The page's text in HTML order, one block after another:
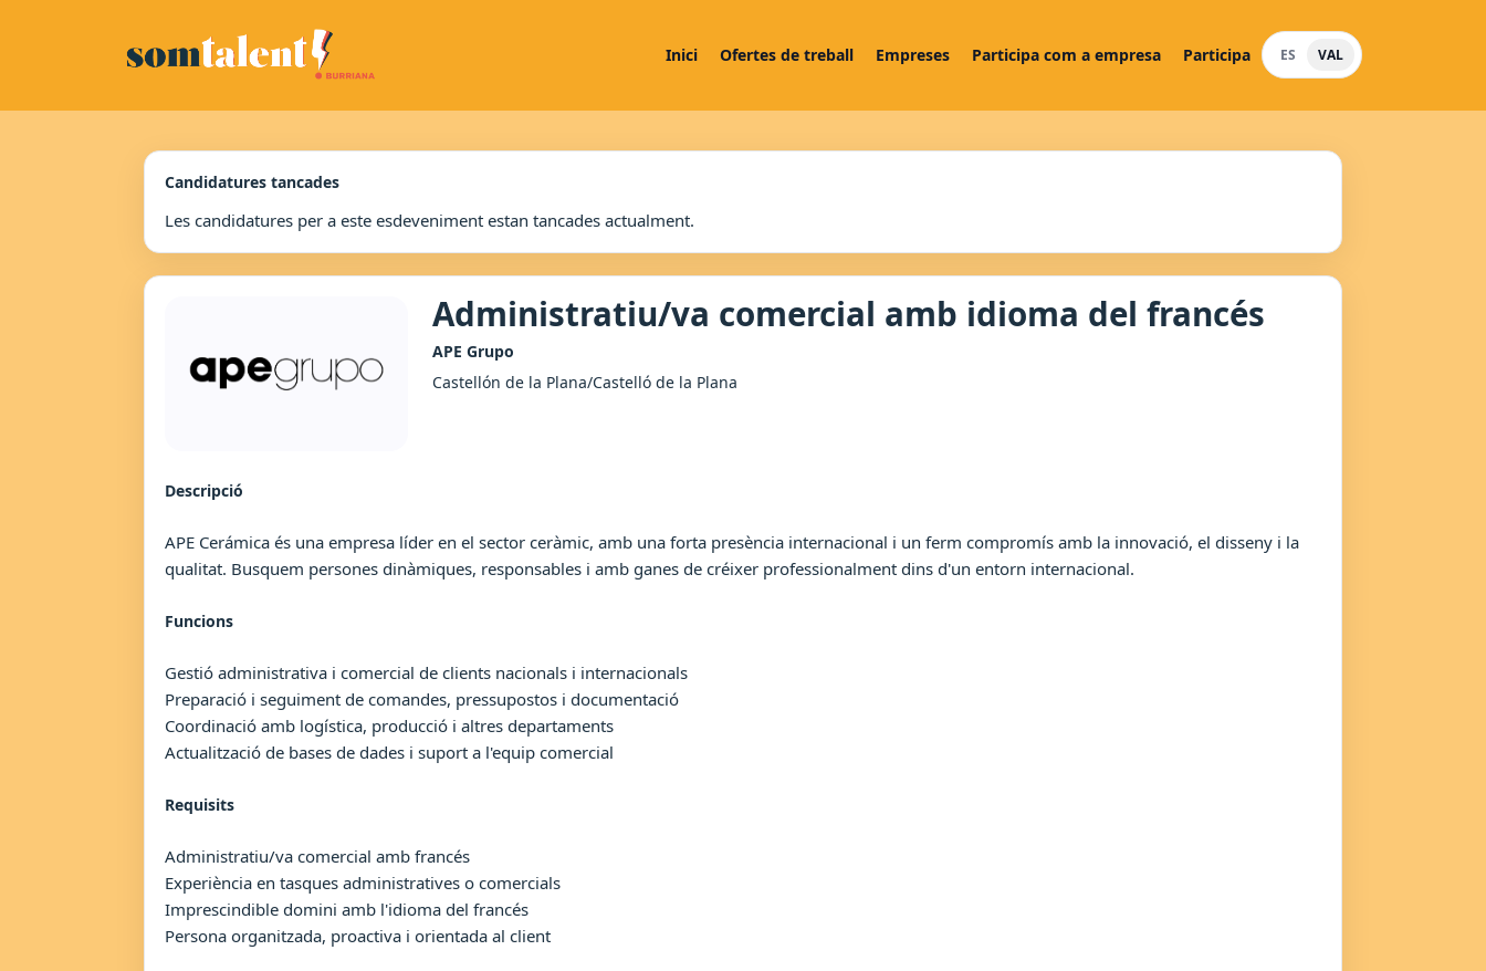
Inici Ofertes de treball Empreses Participa com a empresa Participa ES VAL
Candidatures tancades
Les candidatures per a este esdeveniment estan tancades actualment.
Administratiu/va comercial amb idioma del francés
APE Grupo
Castellón de la Plana/Castelló de la Plana
Descripció
APE Cerámica és una empresa líder en el sector ceràmic, amb una forta presència internacional i un ferm compromís amb la innovació, el disseny i la
qualitat. Busquem persones dinàmiques, responsables i amb ganes de créixer professionalment dins d'un entorn internacional.
Funcions
Gestió administrativa i comercial de clients nacionals i internacionals
Preparació i seguiment de comandes, pressupostos i documentació
Coordinació amb logística, producció i altres departaments
Actualització de bases de dades i suport a l'equip comercial
Requisits
Administratiu/va comercial amb francés
Experiència en tasques administratives o comercials
Imprescindible domini amb l'idioma del francés
Persona organitzada, proactiva i orientada al client